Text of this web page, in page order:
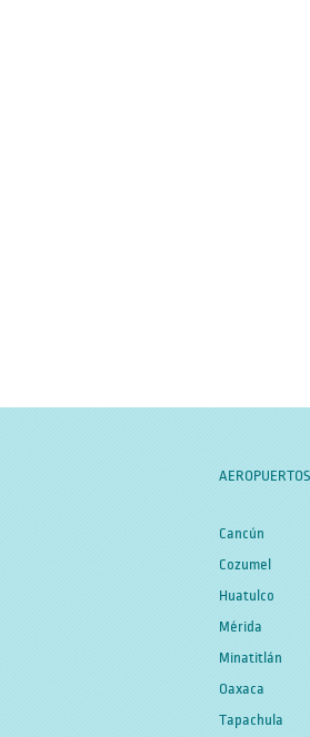
AEROPUERTOS
Cancún
Cozumel
Huatulco
Mérida
Minatitlán
Oaxaca
Tapachula